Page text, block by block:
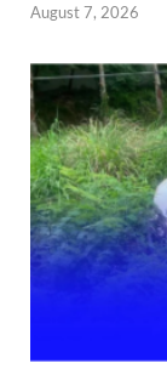
August 7, 2026